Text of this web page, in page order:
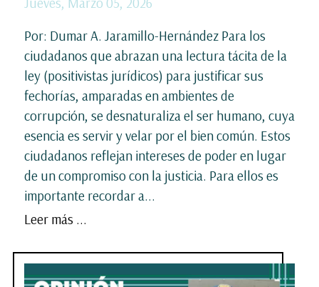
Por: Dumar A. Jaramillo-Hernández Para los
ciudadanos que abrazan una lectura tácita de la
ley (positivistas jurídicos) para justificar sus
fechorías, amparadas en ambientes de
corrupción, se desnaturaliza el ser humano, cuya
esencia es servir y velar por el bien común. Estos
ciudadanos reflejan intereses de poder en lugar
de un compromiso con la justicia. Para ellos es
importante recordar a...
Leer más ...